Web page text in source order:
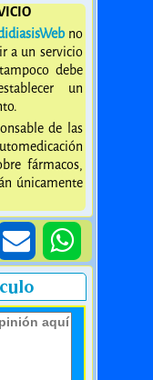
no
a un servicio
debe
un
de las
fármacos,
únicamente